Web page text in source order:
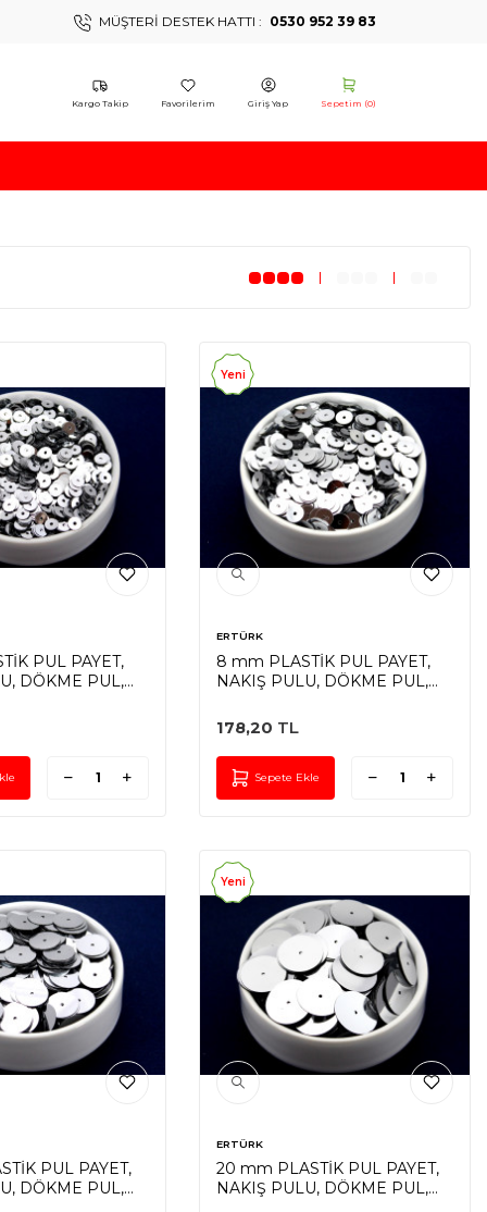
MÜŞTERI DESTEK HATTI : 0530 952 39 83
Kargo Takip Favorilerim Giriş Yap Sepetim (0)
PUL PAYET,
DÖKME PUL,
Yeni
ERTÜRK
8 mm PLASTİK PUL PAYET,
NAKIŞ PULU, DÖKME PUL,
RENK
178,20 TL
Sepete Ekle
PUL PAYET,
DÖKME PUL,
Yeni
ERTÜRK
20 mm PLASTİK PUL PAYET,
NAKIŞ PULU, DÖKME PUL,